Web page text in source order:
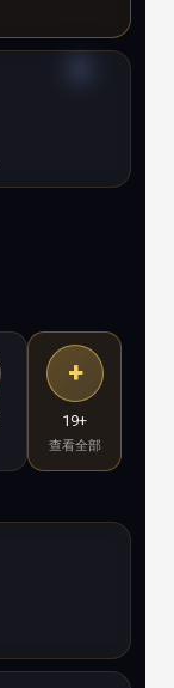
+
19+
查看全部